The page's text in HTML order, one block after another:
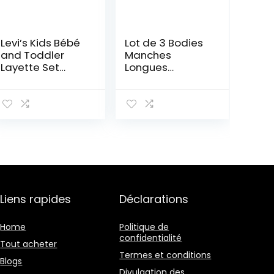
Levi’s Kids Bébé
and Toddler
Layette Set
Lot de 3 Bodies
Manches
Longues
Liens rapides
Home
Tout acheter
Blogs
Déclarations
Politique de
confidentialité
Termes et conditions